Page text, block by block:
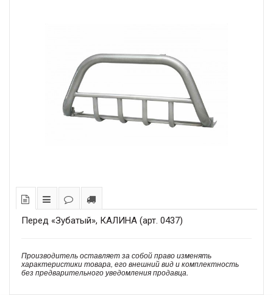
Перед «Зубатый», КАЛИНА (арт. 0437)
Производитель оставляет за собой право изменять
характеристики товара, его внешний вид и комплектность
без предварительного уведомления продавца.